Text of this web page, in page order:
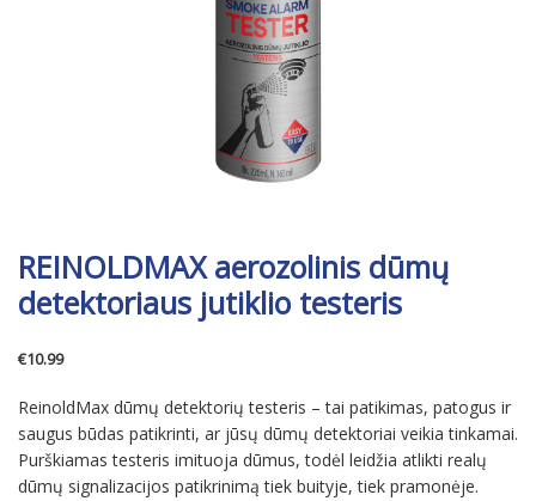
REINOLDMAX aerozolinis dūmų
detektoriaus jutiklio testeris
€10.99
ReinoldMax dūmų detektorių testeris – tai patikimas, patogus ir
saugus būdas patikrinti, ar jūsų dūmų detektoriai veikia tinkamai.
Purškiamas testeris imituoja dūmus, todėl leidžia atlikti realų
dūmų signalizacijos patikrinimą tiek buityje, tiek pramonėje.